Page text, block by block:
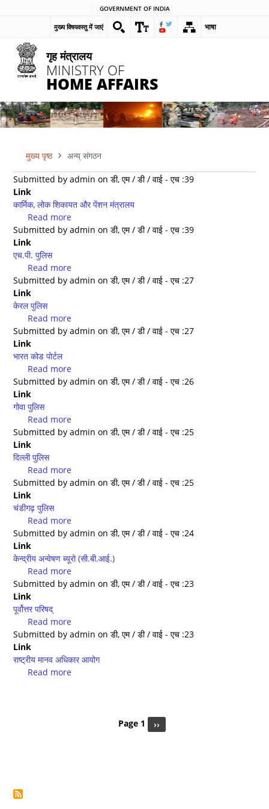
content
GOVERNMENT OF INDIA
मुख्य विषयवस्तु में जाएं भाषा
गृह मंत्रालय
MINISTRY OF
HOME AFFAIRS
पग
चिन्ह
मुख्य पृष्ठ अन्य् संगठन
Submitted byadmin onडी, एम / डी / वाई - एच :39
Link
कार्मिक, लोक शिकायत और पेंशन मंत्रालय
Read more
कार्मिक,
पेंशन
Submitted byadmin onडी, एम / डी / वाई - एच :39
Link
एच.पी. पुलिस
Read more
एच.पी.
Submitted byadmin onडी, एम / डी / वाई - एच :27
Link
केरल पुलिस
Read more
केरल
Submitted byadmin onडी, एम / डी / वाई - एच :27
Link
भारत कोड पोर्टल
Read more
भारत
Submitted byadmin onडी, एम / डी / वाई - एच :26
Link
गोवा पुलिस
Read more
गोवा
Submitted byadmin onडी, एम / डी / वाई - एच :25
Link
दिल्ली पुलिस
Read more
दिल्ली
Submitted byadmin onडी, एम / डी / वाई - एच :25
Link
चंडीगढ़ पुलिस
Read more
चंडीगढ़
Submitted byadmin onडी, एम / डी / वाई - एच :24
Link
केन्द्रीय अन्वेषण ब्यूरो (सी.बी.आई.)
Read more
केन्द्रीय
Submitted byadmin onडी, एम / डी / वाई - एच :23
Link
पूर्वोत्तर परिषद्
Read more
पूर्वोत्तर
Submitted byadmin onडी, एम / डी / वाई - एच :23
Link
राष्ट्रीय मानव अधिकार आयोग
Read more
Page 1
Next
››